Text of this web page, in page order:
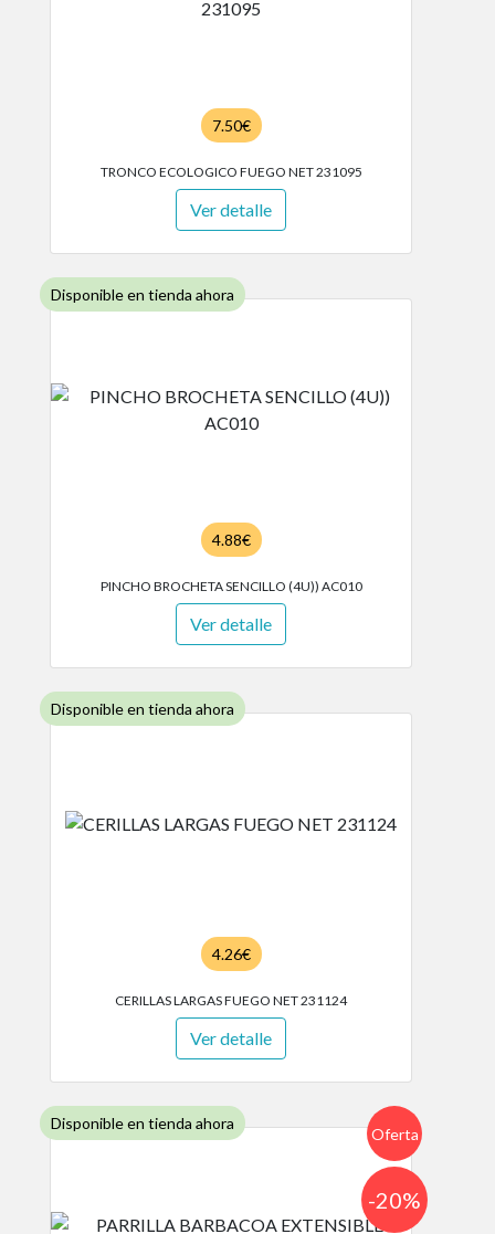
7.50€
TRONCO ECOLOGICO FUEGO NET 231095
Ver detalle
Disponible en tienda ahora
4.88€
PINCHO BROCHETA SENCILLO (4U)) AC010
Ver detalle
Disponible en tienda ahora
4.26€
CERILLAS LARGAS FUEGO NET 231124
Ver detalle
Disponible en tienda ahora
Oferta
-20%